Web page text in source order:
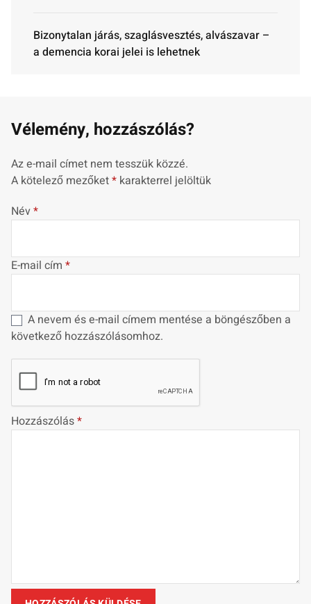
Bizonytalan járás, szaglásvesztés, alvászavar –
a demencia korai jelei is lehetnek
Vélemény, hozzászólás?
Az e-mail címet nem tesszük közzé.
A kötelező mezőket* karakterrel jelöltük
Név*
E-mail cím *
A nevem és e-mail címem mentése a böngészőben a
következő hozzászólásomhoz.
Hozzászólás*